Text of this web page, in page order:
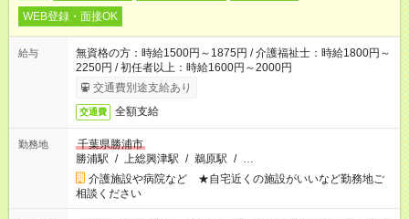
WEB登録・面接OK
給与
無資格の方：時給1500円～1875円 / 介護福祉士：時給1800円～
2250円 / 初任者以上：時給1600円～2000円
交通費別途支給あり
交通費 全額支給
勤務地
千葉県勝浦市
勝浦駅 / 上総興津駅 / 鵜原駅 / …
介護施設や病院など ★自宅近くの施設がいいなど勤務地ご
相談ください